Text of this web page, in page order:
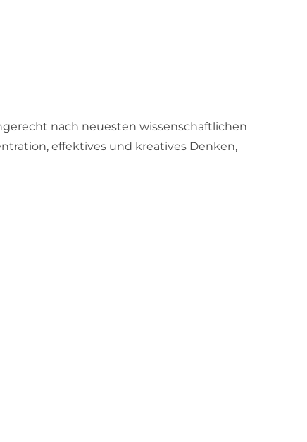
nach neuesten wissenschaftlichen
effektives und kreatives Denken,